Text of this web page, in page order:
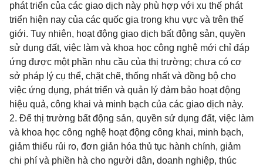
phát triển của các giao dịch này phù hợp với xu thế phát
triển hiện nay của các quốc gia trong khu vực và trên thế
giới. Tuy nhiên, hoạt động giao dịch bất động sản, quyền
sử dụng đất, việc làm và khoa học công nghệ mới chỉ đáp
ứng được một phần nhu cầu của thị trường; chưa có cơ
sở pháp lý cụ thể, chặt chẽ, thống nhất và đồng bộ cho
việc ứng dụng, phát triển và quản lý đảm bảo hoạt động
hiệu quả, công khai và minh bạch của các giao dịch này.
2. Để thị trường bất động sản, quyền sử dụng đất, việc làm
và khoa học công nghệ hoạt động công khai, minh bạch,
giảm thiểu rủi ro, đơn giản hóa thủ tục hành chính, giảm
chi phí và phiền hà cho người dân, doanh nghiệp, thúc